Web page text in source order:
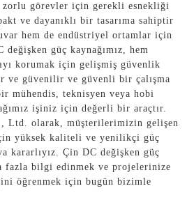
zorlu görevler için gerekli esnekliği
ve dayanıklı bir tasarıma sahiptir
hem de endüstriyel ortamlar için
güç kaynağımız, hem
korumak için gelişmiş güvenlik
ve güvenilir ve güvenli bir çalışma
mühendis, teknisyen veya hobi
işiniz için değerli bir araçtır.
Ltd. olarak, müşterilerimizin gelişen
yüksek kaliteli ve yenilikçi güç
kararlıyız. Çin DC değişken güç
fazla bilgi edinmek ve projelerinize
öğrenmek için bugün bizimle